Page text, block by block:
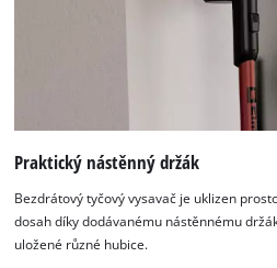
Praktický nástěnný držák
Bezdrátový tyčový vysavač je uklizen
dosah díky dodávanému nástěnnému
uložené různé hubice.